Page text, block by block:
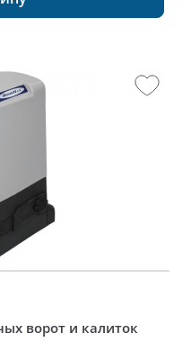
ворот и калиток